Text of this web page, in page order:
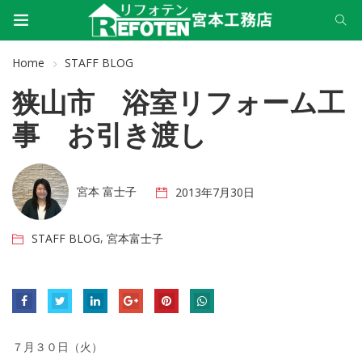
Home STAFF BLOG
狭山市 浴室リフォーム工
事 お引き渡し
宮本 富士子 2013年7月30日
STAFF BLOG, 宮本富士子
７月３０日（火）